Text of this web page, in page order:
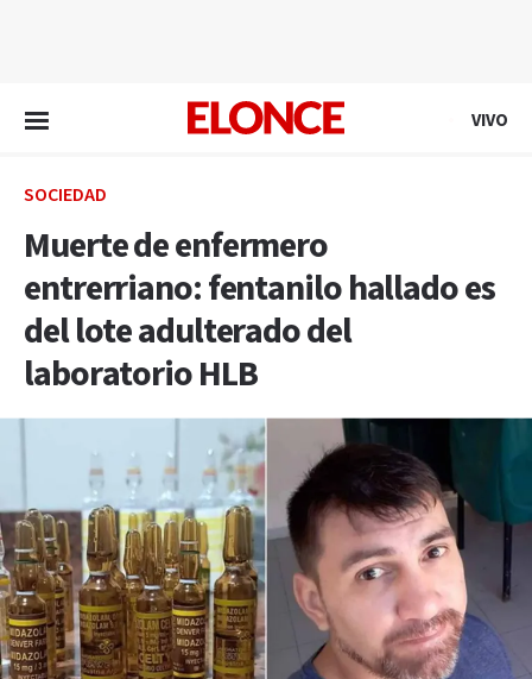
VIVO
SOCIEDAD
Muerte de enfermero
entrerriano: fentanilo hallado es
del lote adulterado del
laboratorio HLB